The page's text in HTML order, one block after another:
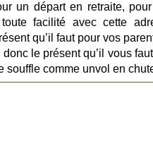
un départ en retraite,
facilité avec cette
qu’il faut pour vos
le présent qu’il vous
souffle comme unvol en